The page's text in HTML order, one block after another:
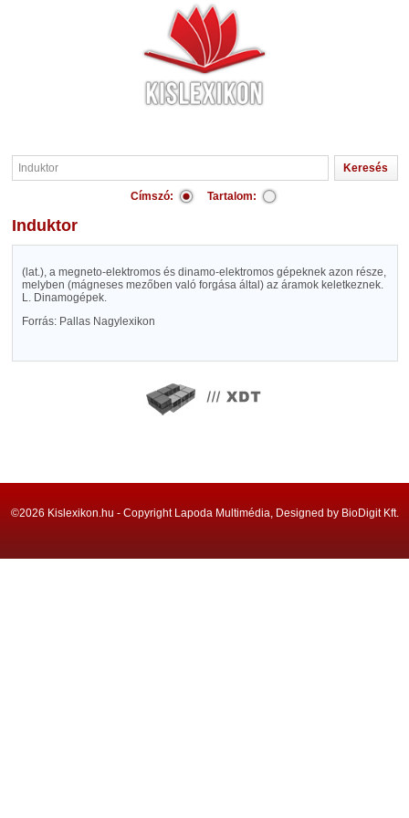
Címszó: Tartalom:
Induktor
(lat.), a megneto-elektromos és dinamo-elektromos gépeknek azon része,
melyben (mágneses mezőben való forgása által) az áramok keletkeznek.
L. Dinamogépek.
Forrás: Pallas Nagylexikon
©2026 Kislexikon.hu - Copyright Lapoda Multimédia, Designed by BioDigit Kft.